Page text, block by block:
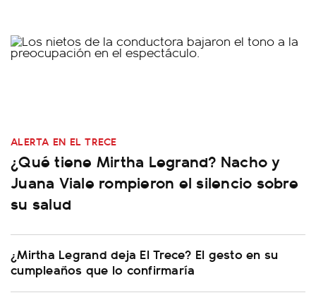
ALERTA EN EL TRECE
¿Qué tiene Mirtha Legrand? Nacho y
Juana Viale rompieron el silencio sobre
su salud
¿Mirtha Legrand deja El Trece? El gesto en su
cumpleaños que lo confirmaría